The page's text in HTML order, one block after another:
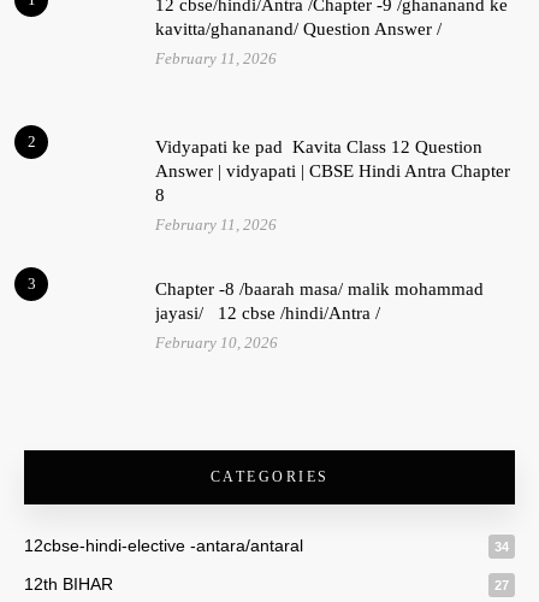
12 cbse/hindi/Antra /Chapter -9 /ghananand ke
kavitta/ghananand/ Question Answer /
February 11, 2026
2
Vidyapati ke pad Kavita Class 12 Question
Answer | vidyapati | CBSE Hindi Antra Chapter
8
February 11, 2026
3
Chapter -8 /baarah masa/ malik mohammad
jayasi/ 12 cbse /hindi/Antra /
February 10, 2026
CATEGORIES
12cbse-hindi-elective -antara/antaral 34
12th BIHAR 27